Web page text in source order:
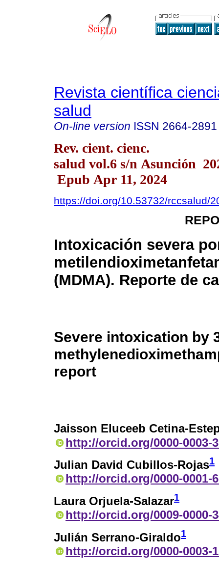
Revista científica
salud
On-line version ISSN 2664-2891
Rev. cient. cienc.
salud vol.6 s/n Asunción
Epub Apr 11, 2024
https://doi.org/10.53732/rccsalud/
Intoxicación severa
(MDMA). Reporte de
Severe intoxication by
report
Jaisson Eluceeb Cetina-
http://orcid.org/0000-0003-
Julian David Cubillos-Rojas1
http://orcid.org/0000-0001-
Laura Orjuela-Salazar1
http://orcid.org/0009-0000-
Julián Serrano-Giraldo1
http://orcid.org/0000-0003-